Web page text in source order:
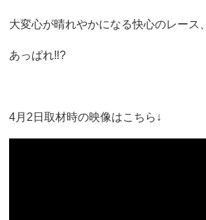
大変心が晴れやかになる快心のレース、
あっぱれ‼︎?
4月2日取材時の映像はこちら↓